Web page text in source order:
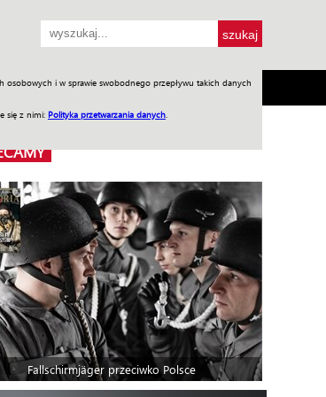
osobowych i w sprawie swobodnego przepływu takich danych
się z nimi: Polityka przetwarzania danych
Jednodniówki Praca w WIW
Fallschirmjäger przeciwko Polsce